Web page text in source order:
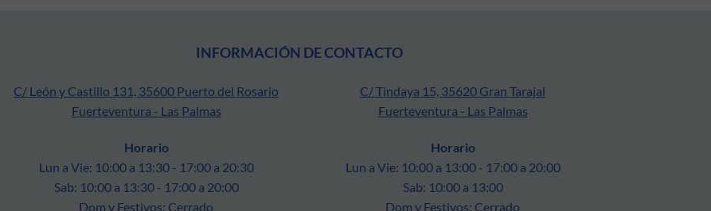
INFORMACIÓN DE CONTACTO
C/ León y Castillo 131, 35600 Puerto del Rosario
Fuerteventura - Las Palmas
Horario
Lun a Vie: 10:00 a 13:30 - 17:00 a 20:30
Sab: 10:00 a 13:30 - 17:00 a 20:00
Dom y Festivos: Cerrado
C/ Tindaya 15, 35620 Gran Tarajal
Fuerteventura - Las Palmas
Horario
Lun a Vie: 10:00 a 13:00 - 17:00 a 20:00
Sab: 10:00 a 13:00
Dom y Festivos: Cerrado